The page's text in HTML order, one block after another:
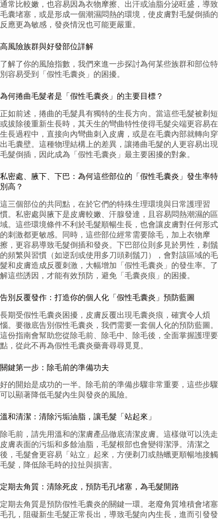
通常比較嫩，也容易因為衣物摩擦、出汗或油脂分泌旺盛，導致
毛囊堵塞，或是形成一個潮濕悶熱的環境，使皮膚對毛髮倒插的
反應更為敏感，發炎情況也可能更嚴重。
高風險族群與好發部位詳解
了解了你的風險指數，我們來進一步探討為何某些族群和部位特
別容易受到「假性毛囊炎」的困擾。
為何捲曲毛髮者是「假性毛囊炎」的主要目標？
正如前述，捲曲的毛髮具有獨特的生長方向。當這些毛髮被剃短
或拔除後重新生長時，其天生的彎曲特性使得毛髮尖端更容易在
生長過程中，直接向內彎曲刺入皮膚，或是在毛囊內部就轉向穿
出毛囊壁。這種物理結構上的差異，讓捲曲毛髮的人更容易出現
毛髮倒插，因此成為「假性毛囊炎」最主要困擾的對象。
私密處、腋下、下巴：為何這些部位的「假性毛囊炎」發生率特
別高？
這三個部位的共同點，在於它們的特殊生理環境與日常護理習
慣。私密處與腋下是皮膚較嫩、汗腺發達，且容易悶熱潮濕的區
域。這些環境條件不利於毛髮順暢生長，也會讓皮膚對任何形式
的刺激都更敏感。同時，這些部位經常需要除毛，加上衣物摩
擦，更容易導致毛髮倒插和發炎。下巴部位則多見於男性，剃鬚
的頻繁與習慣（如逆刮或使用多刀頭剃鬚刀），會對該區域的毛
髮和皮膚造成反覆刺激，大幅增加「假性毛囊炎」的發生率。了
解這些誘因，才能有效預防，避免「毛囊炎痕」的困擾。
告別反覆發作：打造你的個人化「假性毛囊炎」預防藍圖
長期受假性毛囊炎困擾，皮膚反覆出現毛囊炎痕，確實令人煩
惱。要徹底告別假性毛囊炎，我們需要一套個人化的預防藍圖。
這份指南會幫助您從除毛前、除毛中、除毛後，全面掌握護理要
點，從此不再為假性毛囊炎藥膏尋尋覓覓。
關鍵第一步：除毛前的準備功夫
好的開始是成功的一半。除毛前的準備步驟非常重要，這些步驟
可以顯著降低毛髮內生與發炎的風險。
溫和清潔：清除污垢油脂，讓毛髮「站起來」
除毛前，請先用溫和的潔膚產品徹底清潔皮膚。這樣做可以洗走
皮膚表面的污垢和多餘油脂，毛髮根部也會變得潔淨。清潔之
後，毛髮會更容易「站立」起來，方便剃刀或熱蠟更順暢地接觸
毛髮，降低除毛時的拉扯與損害。
定期去角質：清除死皮，預防毛孔堵塞，為毛髮開路
定期去角質是預防假性毛囊炎的關鍵一環。老廢角質堆積會堵塞
毛孔，阻礙新生毛髮正常長出，導致毛髮向內生長，進而引發發